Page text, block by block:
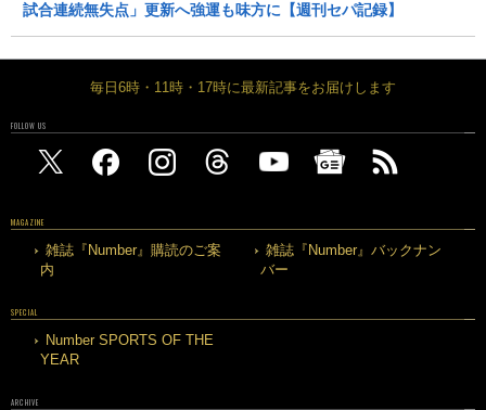
試合連続無失点」更新へ強運も味方に【週刊セパ記録】
毎日6時・11時・17時に最新記事をお届けします
FOLLOW US
MAGAZINE
雑誌『Number』購読のご案
内
雑誌『Number』バックナン
バー
SPECIAL
Number SPORTS OF THE
YEAR
ARCHIVE